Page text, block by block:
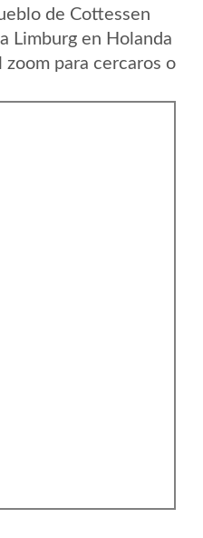
de Cottessen
Limburg en Holanda
para cercaros o